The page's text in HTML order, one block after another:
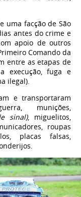
uma facção de São
antes do crime e
apoio de outros
Comando da
entre as etapas de
execução, fuga e
ilegal).
e transportaram
munições,
sinal), miguelitos,
roupas
placas falsas,